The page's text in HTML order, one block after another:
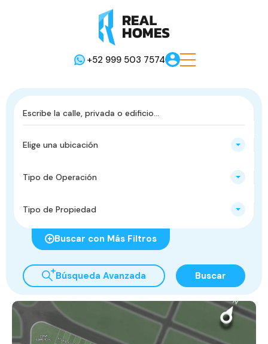
+52 999 503 7574
Elige una ubicación
Tipo de Operación
Tipo de Propiedad
Buscar con Más Filtros
Búsqueda Avanzada Buscar